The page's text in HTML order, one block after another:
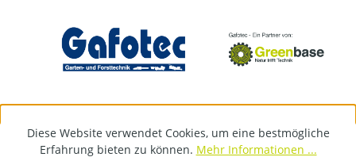
Diese Website verwendet Cookies, um eine bestmögliche
Erfahrung bieten zu können. Mehr Informationen ...